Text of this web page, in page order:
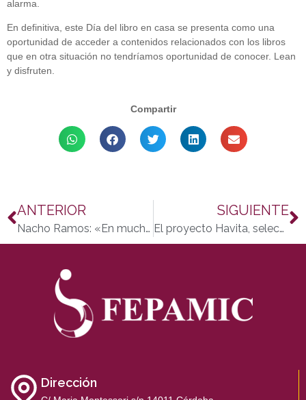
alarma.
En definitiva, este Día del libro en casa se presenta como una
oportunidad de acceder a contenidos relacionados con los libros
que en otra situación no tendríamos oportunidad de conocer. Lean
y disfruten.
Compartir
ANTERIOR
Nacho Ramos: «En muchos gimnasios ya tienen personas con discapacidad entre sus alumnos»
SIGUIENTE
El proyecto Havita, seleccionado por la ‘Fundación Inocente, Inocente’
Dirección